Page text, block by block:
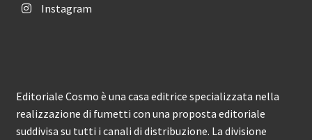
Instagram
Editoriale Cosmo è una casa editrice specializzata nella
realizzazione di fumetti con una proposta editoriale
suddivisa su tutti i canali di distribuzione. La divisione